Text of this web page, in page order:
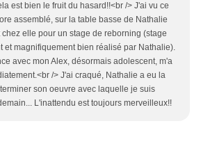
est bien le fruit du hasard!!<br /> J'ai vu ce
assemblé, sur la table basse de Nathalie
elle pour un stage de reborning (stage
et magnifiquement bien réalisé par Nathalie).
avec mon Alex, désormais adolescent, m'a
/> J'ai craqué, Nathalie a eu la
son oeuvre avec laquelle je suis
L'inattendu est toujours merveilleux!!